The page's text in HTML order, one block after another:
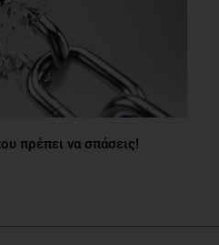
πρέπει να σπάσεις!